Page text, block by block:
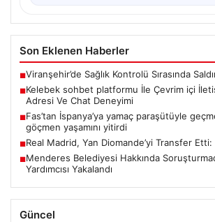
Son Eklenen Haberler
■Viranşehir’de Sağlık Kontrolü Sırasında
■Kelebek sohbet platformu İle Çevrim içi
Adresi Ve Chat Deneyimi
■Fas’tan İspanya’ya yamaç paraşütüyle
göçmen yaşamını yitirdi
■Real Madrid, Yan Diomande’yi Transfer Etti:
■Menderes Belediyesi Hakkında
Yardımcısı Yakalandı
Güncel